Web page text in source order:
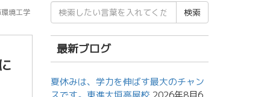
境工学
検
索
結
果:
最新ブログ
夏休みは、学力を伸ばす最大のチャン